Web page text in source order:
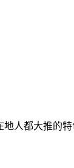
人都大推的